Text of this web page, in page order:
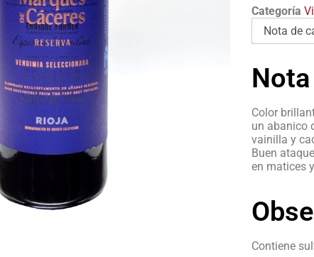
Categoría
Nota de
Color
un abanico
vainilla y
Buen
en matices
Contiene